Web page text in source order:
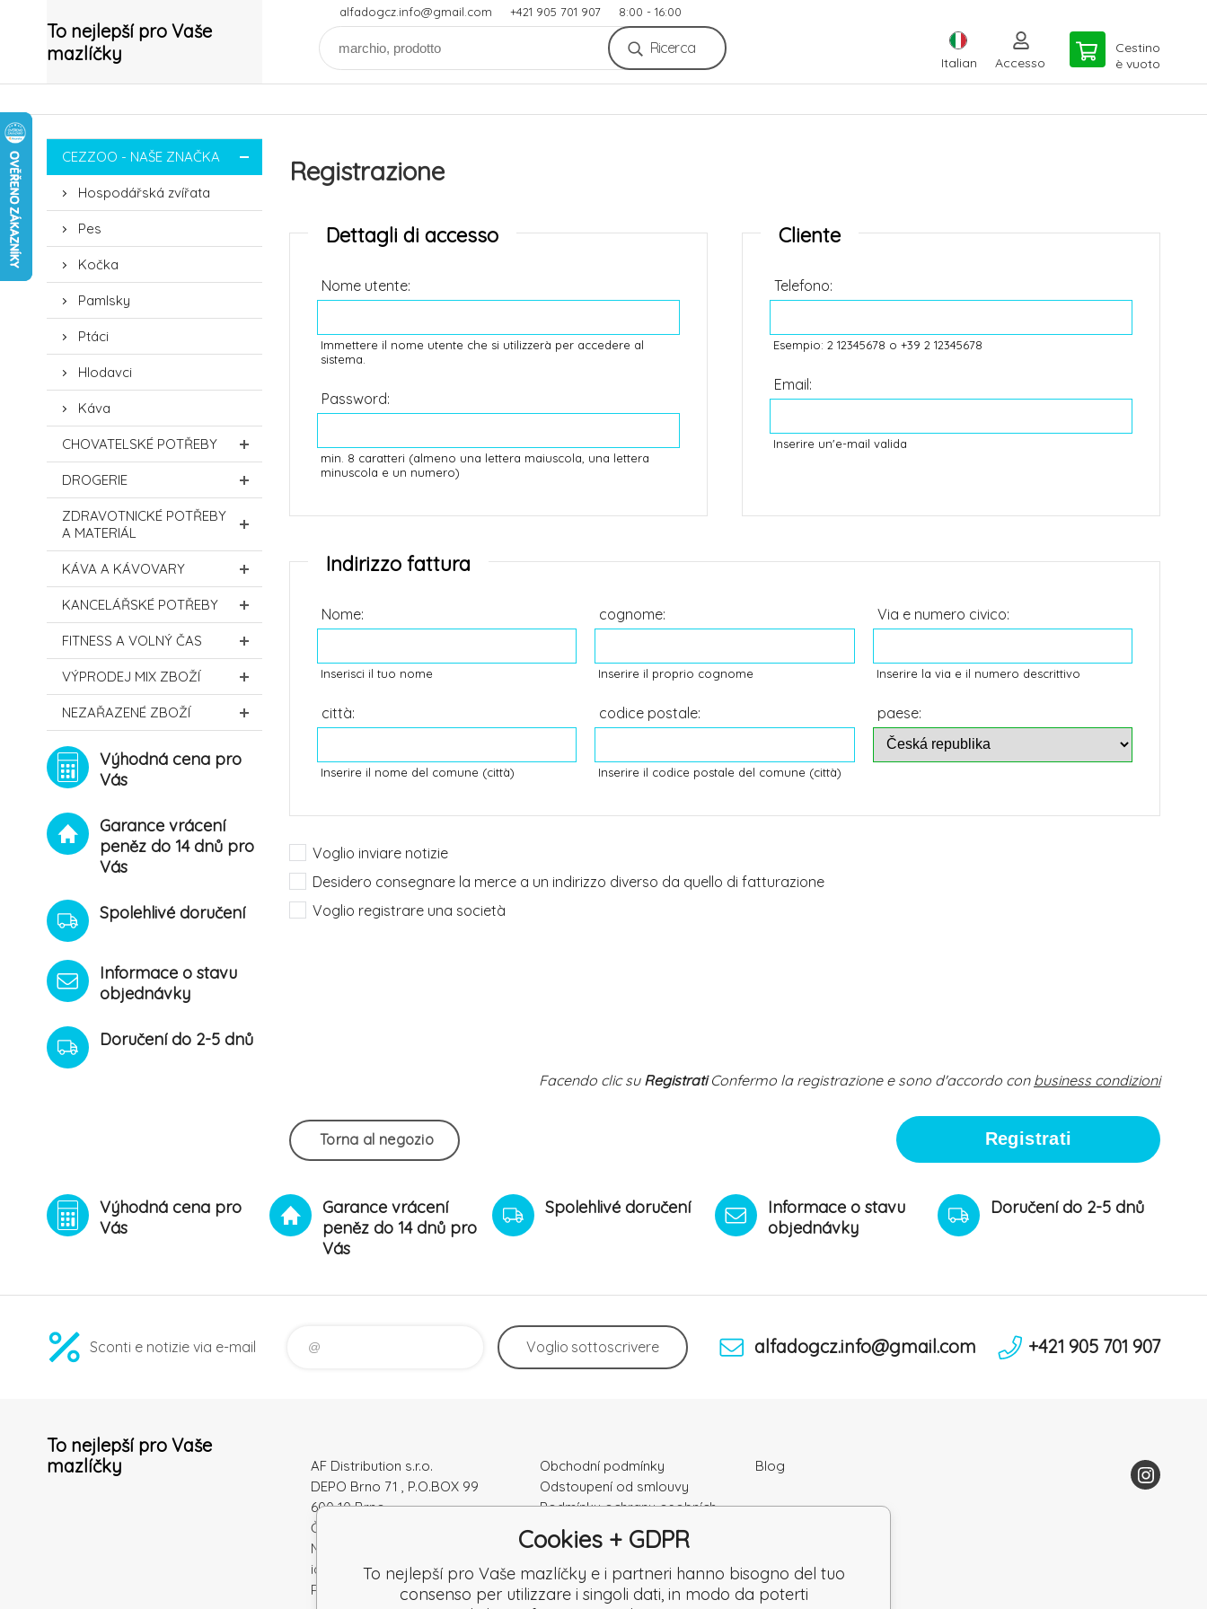
To nejlepší pro Vaše
mazlíčky
alfadogcz.info@gmail.com +421 905 701 907 8:00 - 16:00
Ricerca
Italian Accesso
Cestino
è vuoto
CEZZOO - NAŠE ZNAČKA
Hospodářská zvířata
Pes
Kočka
Pamlsky
Ptáci
Hlodavci
Káva
CHOVATELSKÉ POTŘEBY
DROGERIE
ZDRAVOTNICKÉ POTŘEBY
A MATERIÁL
KÁVA A KÁVOVARY
KANCELÁŘSKÉ POTŘEBY
FITNESS A VOLNÝ ČAS
VÝPRODEJ MIX ZBOŽÍ
NEZAŘAZENÉ ZBOŽÍ
Výhodná cena pro
Vás
Garance vrácení
peněz do 14 dnů pro
Vás
Spolehlivé doručení
Informace o stavu
objednávky
Doručení do 2-5 dnů
Registrazione
Dettagli di accesso
Nome utente:
Immettere il nome utente che si utilizzerà per accedere al
sistema.
Password:
min. 8 caratteri (almeno una lettera maiuscola, una lettera
minuscola e un numero)
Cliente
Telefono:
Esempio: 2 12345678 o +39 2 12345678
Email:
Inserire un'e-mail valida
Indirizzo fattura
Nome:
Inserisci il tuo nome
cognome:
Inserire il proprio cognome
Via e numero civico:
Inserire la via e il numero descrittivo
città:
Inserire il nome del comune (città)
codice postale:
Inserire il codice postale del comune (città)
paese:
Voglio inviare notizie
Desidero consegnare la merce a un indirizzo diverso da quello di fatturazione
Voglio registrare una società
Facendo clic su RegistratiConfermo la registrazione e sono d'accordo con business condizioni
Torna al negozio Registrati
Výhodná cena pro
Vás
Garance vrácení
peněz do 14 dnů pro
Vás
Spolehlivé doručení
Informace o stavu
objednávky
Doručení do 2-5 dnů
Sconti e notizie via e-mail Voglio sottoscrivere alfadogcz.info@gmail.com +421 905 701 907
To nejlepší pro Vaše
mazlíčky
AF Distribution s.r.o.
DEPO Brno 71 , P.O.BOX 99
600 10 Brno
Česká republika
Numero di
identificazione: 52010180
Partita IVA: SK2120864328
Obchodní podmínky
Odstoupení od smlouvy
Podmínky ochrany osobních
údajú
Kontakty
Záruka a Reklamace
Reklamační formulář
Blog
Cookies + GDPR
To nejlepší pro Vaše mazlíčky e i partneri hanno bisogno del tuo
consenso per utilizzare i singoli dati, in modo da poterti